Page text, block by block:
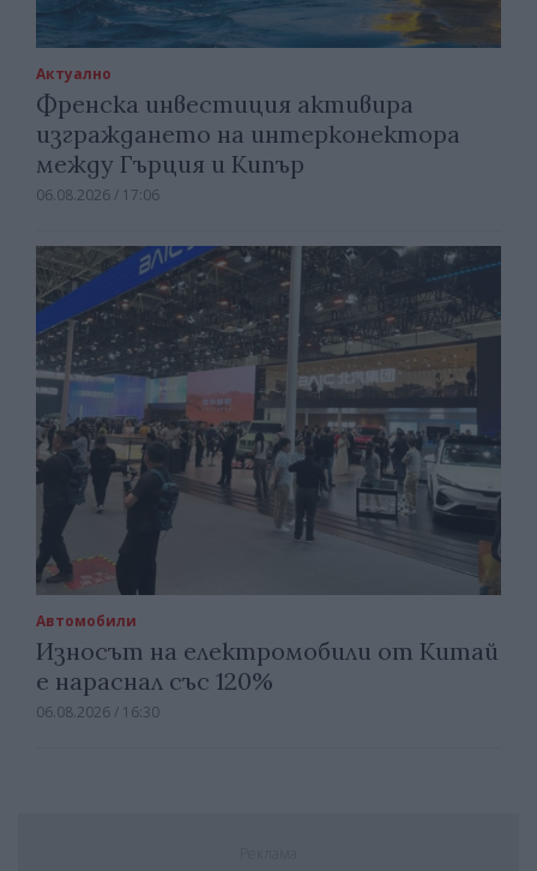
Актуално
Френска инвестиция активира
изграждането на интерконектора
между Гърция и Кипър
06.08.2026 / 17:06
Автомобили
Износът на електромобили от Китай
е нараснал със 120%
06.08.2026 / 16:30